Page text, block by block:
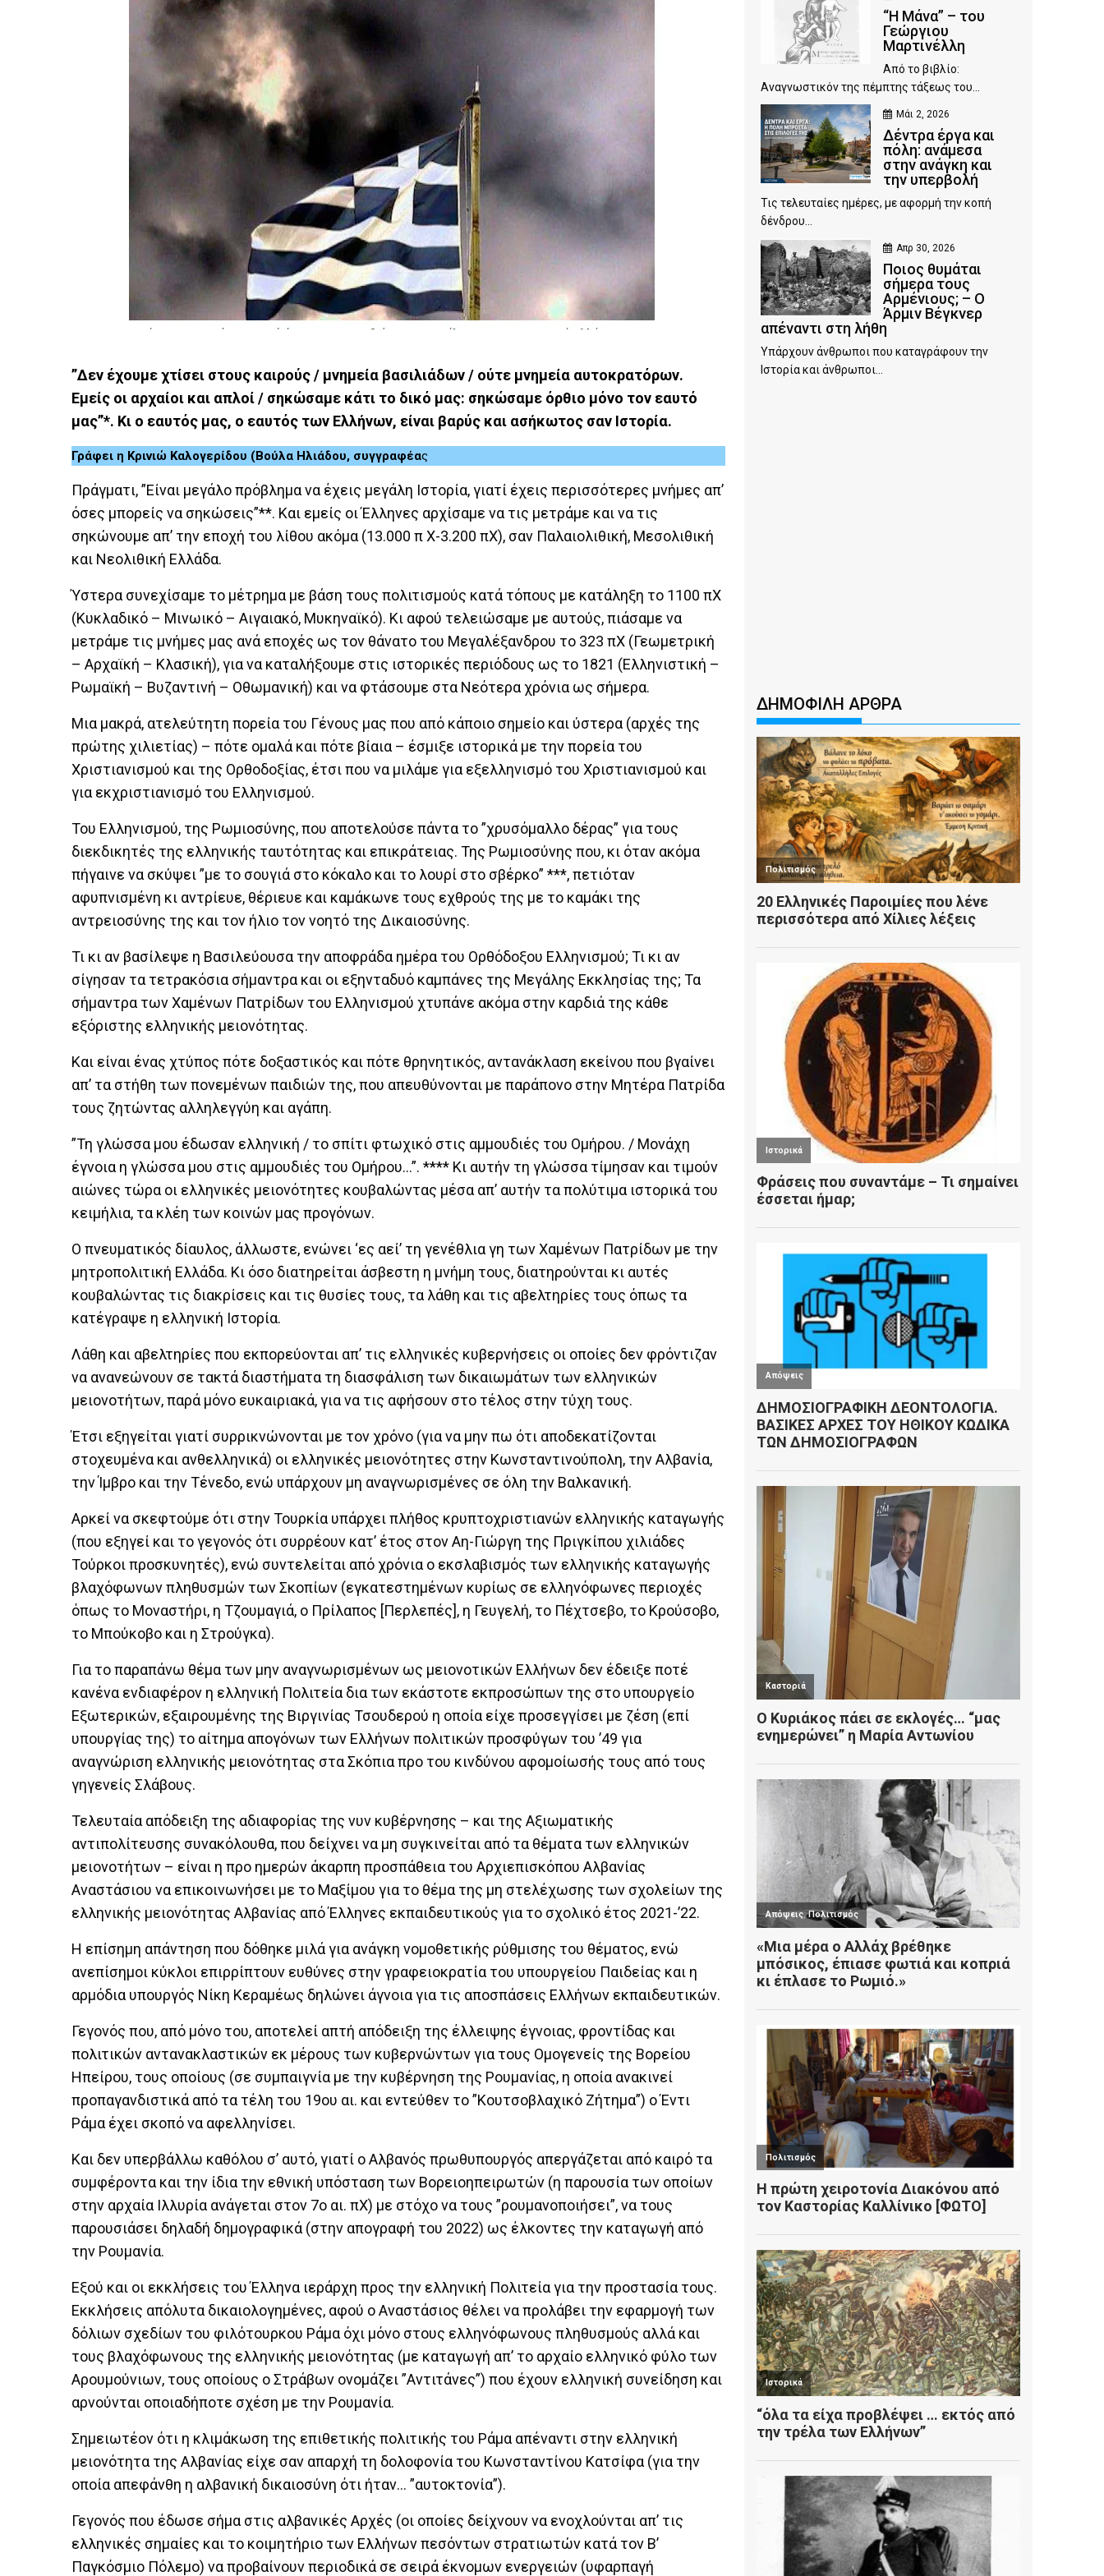
”Δεν έχουμε χτίσει στους καιρούς / μνημεία βασιλιάδων / ούτε μνημεία αυτοκρατόρων.
Εμείς οι αρχαίοι και απλοί / σηκώσαμε κάτι το δικό μας: σηκώσαμε όρθιο μόνο τον εαυτό
μας”*. Κι ο εαυτός μας, ο εαυτός των Ελλήνων, είναι βαρύς και ασήκωτος σαν Ιστορία.
Γράφει η Κρινιώ Καλογερίδου (Βούλα Ηλιάδου, συγγραφέας
Πράγματι, ”Είναι μεγάλο πρόβλημα να έχεις μεγάλη Ιστορία, γιατί έχεις περισσότερες μνήμες απ’
όσες μπορείς να σηκώσεις”**. Και εμείς οι Έλληνες αρχίσαμε να τις μετράμε και να τις
σηκώνουμε απ’ την εποχή του λίθου ακόμα (13.000 π Χ-3.200 πΧ), σαν Παλαιολιθική, Μεσολιθική
και Νεολιθική Ελλάδα.
Ύστερα συνεχίσαμε το μέτρημα με βάση τους πολιτισμούς κατά τόπους με κατάληξη το 1100 πΧ
(Κυκλαδικό – Μινωικό – Αιγαιακό, Μυκηναϊκό). Κι αφού τελειώσαμε με αυτούς, πιάσαμε να
μετράμε τις μνήμες μας ανά εποχές ως τον θάνατο του Μεγαλέξανδρου το 323 πΧ (Γεωμετρική
– Αρχαϊκή – Κλασική), για να καταλήξουμε στις ιστορικές περιόδους ως το 1821 (Ελληνιστική –
Ρωμαϊκή – Βυζαντινή – Οθωμανική) και να φτάσουμε στα Νεότερα χρόνια ως σήμερα.
Μια μακρά, ατελεύτητη πορεία του Γένους μας που από κάποιο σημείο και ύστερα (αρχές της
πρώτης χιλιετίας) – πότε ομαλά και πότε βίαια – έσμιξε ιστορικά με την πορεία του
Χριστιανισμού και της Ορθοδοξίας, έτσι που να μιλάμε για εξελληνισμό του Χριστιανισμού και
για εκχριστιανισμό του Ελληνισμού.
Του Ελληνισμού, της Ρωμιοσύνης, που αποτελούσε πάντα το ”χρυσόμαλλο δέρας” για τους
διεκδικητές της ελληνικής ταυτότητας και επικράτειας. Της Ρωμιοσύνης που, κι όταν ακόμα
πήγαινε να σκύψει ”με το σουγιά στο κόκαλο και το λουρί στο σβέρκο” ***, πετιόταν
αφυπνισμένη κι αντρίευε, θέριευε και καμάκωνε τους εχθρούς της με το καμάκι της
αντρειοσύνης της και τον ήλιο τον νοητό της Δικαιοσύνης.
Τι κι αν βασίλεψε η Βασιλεύουσα την αποφράδα ημέρα του Ορθόδοξου Ελληνισμού; Τι κι αν
σίγησαν τα τετρακόσια σήμαντρα και οι εξηνταδυό καμπάνες της Μεγάλης Εκκλησίας της; Τα
σήμαντρα των Χαμένων Πατρίδων του Ελληνισμού χτυπάνε ακόμα στην καρδιά της κάθε
εξόριστης ελληνικής μειονότητας.
Και είναι ένας χτύπος πότε δοξαστικός και πότε θρηνητικός, αντανάκλαση εκείνου που βγαίνει
απ’ τα στήθη των πονεμένων παιδιών της, που απευθύνονται με παράπονο στην Μητέρα Πατρίδα
τους ζητώντας αλληλεγγύη και αγάπη.
”Τη γλώσσα μου έδωσαν ελληνική / το σπίτι φτωχικό στις αμμουδιές του Ομήρου. / Μονάχη
έγνοια η γλώσσα μου στις αμμουδιές του Ομήρου…”. **** Κι αυτήν τη γλώσσα τίμησαν και τιμούν
αιώνες τώρα οι ελληνικές μειονότητες κουβαλώντας μέσα απ’ αυτήν τα πολύτιμα ιστορικά του
κειμήλια, τα κλέη των κοινών μας προγόνων.
Ο πνευματικός δίαυλος, άλλωστε, ενώνει ‘ες αεί’ τη γενέθλια γη των Χαμένων Πατρίδων με την
μητροπολιτική Ελλάδα. Κι όσο διατηρείται άσβεστη η μνήμη τους, διατηρούνται κι αυτές
κουβαλώντας τις διακρίσεις και τις θυσίες τους, τα λάθη και τις αβελτηρίες τους όπως τα
κατέγραψε η ελληνική Ιστορία.
Λάθη και αβελτηρίες που εκπορεύονται απ’ τις ελληνικές κυβερνήσεις οι οποίες δεν φρόντιζαν
να ανανεώνουν σε τακτά διαστήματα τη διασφάλιση των δικαιωμάτων των ελληνικών
μειονοτήτων, παρά μόνο ευκαιριακά, για να τις αφήσουν στο τέλος στην τύχη τους.
Έτσι εξηγείται γιατί συρρικνώνονται με τον χρόνο (για να μην πω ότι αποδεκατίζονται
στοχευμένα και ανθελληνικά) οι ελληνικές μειονότητες στην Κωνσταντινούπολη, την Αλβανία,
την Ίμβρο και την Τένεδο, ενώ υπάρχουν μη αναγνωρισμένες σε όλη την Βαλκανική.
Αρκεί να σκεφτούμε ότι στην Τουρκία υπάρχει πλήθος κρυπτοχριστιανών ελληνικής καταγωγής
(που εξηγεί και το γεγονός ότι συρρέουν κατ’ έτος στον Αη-Γιώργη της Πριγκίπου χιλιάδες
Τούρκοι προσκυνητές), ενώ συντελείται από χρόνια ο εκσλαβισμός των ελληνικής καταγωγής
βλαχόφωνων πληθυσμών των Σκοπίων (εγκατεστημένων κυρίως σε ελληνόφωνες περιοχές
όπως το Μοναστήρι, η Τζουμαγιά, ο Πρίλαπος [Περλεπές], η Γευγελή, το Πέχτσεβο, το Κρούσοβο,
το Μπούκοβο και η Στρούγκα).
Για το παραπάνω θέμα των μην αναγνωρισμένων ως μειονοτικών Ελλήνων δεν έδειξε ποτέ
κανένα ενδιαφέρον η ελληνική Πολιτεία δια των εκάστοτε εκπροσώπων της στο υπουργείο
Εξωτερικών, εξαιρουμένης της Βιργινίας Τσουδερού η οποία είχε προσεγγίσει με ζέση (επί
υπουργίας της) το αίτημα απογόνων των Ελλήνων πολιτικών προσφύγων του ’49 για
αναγνώριση ελληνικής μειονότητας στα Σκόπια προ του κινδύνου αφομοίωσής τους από τους
γηγενείς Σλάβους.
Τελευταία απόδειξη της αδιαφορίας της νυν κυβέρνησης – και της Αξιωματικής
αντιπολίτευσης συνακόλουθα, που δείχνει να μη συγκινείται από τα θέματα των ελληνικών
μειονοτήτων – είναι η προ ημερών άκαρπη προσπάθεια του Αρχιεπισκόπου Αλβανίας
Αναστάσιου να επικοινωνήσει με το Μαξίμου για το θέμα της μη στελέχωσης των σχολείων της
ελληνικής μειονότητας Αλβανίας από Έλληνες εκπαιδευτικούς για το σχολικό έτος 2021-’22.
Η επίσημη απάντηση που δόθηκε μιλά για ανάγκη νομοθετικής ρύθμισης του θέματος, ενώ
ανεπίσημοι κύκλοι επιρρίπτουν ευθύνες στην γραφειοκρατία του υπουργείου Παιδείας και η
αρμόδια υπουργός Νίκη Κεραμέως δηλώνει άγνοια για τις αποσπάσεις Ελλήνων εκπαιδευτικών.
Γεγονός που, από μόνο του, αποτελεί απτή απόδειξη της έλλειψης έγνοιας, φροντίδας και
πολιτικών αντανακλαστικών εκ μέρους των κυβερνώντων για τους Ομογενείς της Βορείου
Ηπείρου, τους οποίους (σε συμπαιγνία με την κυβέρνηση της Ρουμανίας, η οποία ανακινεί
προπαγανδιστικά από τα τέλη του 19ου αι. και εντεύθεν το ”Κουτσοβλαχικό Ζήτημα”) ο Έντι
Ράμα έχει σκοπό να αφελληνίσει.
Και δεν υπερβάλλω καθόλου σ’ αυτό, γιατί ο Αλβανός πρωθυπουργός απεργάζεται από καιρό τα
συμφέροντα και την ίδια την εθνική υπόσταση των Βορειοηπειρωτών (η παρουσία των οποίων
στην αρχαία Ιλλυρία ανάγεται στον 7ο αι. πΧ) με στόχο να τους ”ρουμανοποιήσει”, να τους
παρουσιάσει δηλαδή δημογραφικά (στην απογραφή του 2022) ως έλκοντες την καταγωγή από
την Ρουμανία.
Εξού και οι εκκλήσεις του Έλληνα ιεράρχη προς την ελληνική Πολιτεία για την προστασία τους.
Εκκλήσεις απόλυτα δικαιολογημένες, αφού ο Αναστάσιος θέλει να προλάβει την εφαρμογή των
δόλιων σχεδίων του φιλότουρκου Ράμα όχι μόνο στους ελληνόφωνους πληθυσμούς αλλά και
τους βλαχόφωνους της ελληνικής μειονότητας (με καταγωγή απ’ το αρχαίο ελληνικό φύλο των
Αρουμούνιων, τους οποίους ο Στράβων ονομάζει ”Αντιτάνες”) που έχουν ελληνική συνείδηση και
αρνούνται οποιαδήποτε σχέση με την Ρουμανία.
Σημειωτέον ότι η κλιμάκωση της επιθετικής πολιτικής του Ράμα απέναντι στην ελληνική
μειονότητα της Αλβανίας είχε σαν απαρχή τη δολοφονία του Κωνσταντίνου Κατσίφα (για την
οποία απεφάνθη η αλβανική δικαιοσύνη ότι ήταν… ”αυτοκτονία”).
Γεγονός που έδωσε σήμα στις αλβανικές Αρχές (οι οποίες δείχνουν να ενοχλούνται απ’ τις
ελληνικές σημαίες και το κοιμητήριο των Ελλήνων πεσόντων στρατιωτών κατά τον Β’
Παγκόσμιο Πόλεμο) να προβαίνουν περιοδικά σε σειρά έκνομων ενεργειών (υφαρπαγή
“Η Μάνα” – του
Γεώργιου
Μαρτινέλλη
Από το βιβλίο:
Αναγνωστικόν της πέμπτης τάξεως του...
Μάι 2, 2026
Δέντρα έργα και
πόλη: ανάμεσα
στην ανάγκη και
την υπερβολή
Τις τελευταίες ημέρες, με αφορμή την κοπή
δένδρου...
Απρ 30, 2026
Ποιος θυμάται
σήμερα τους
Αρμένιους; – Ο
Άρμιν Βέγκνερ
απέναντι στη λήθη
Υπάρχουν άνθρωποι που καταγράφουν την
Ιστορία και άνθρωποι...
ΔΗΜΟΦΙΛΗ ΑΡΘΡΑ